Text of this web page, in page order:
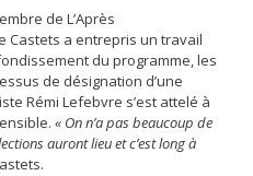
de L’Après
Castets a entrepris un travail
du programme, les
de désignation d’une
Rémi Lefebvre s’est attelé à
« On n’a pas beaucoup de
auront lieu et c’est long à